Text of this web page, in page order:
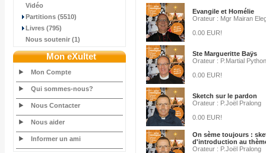
Vidéo
Partitions (5510)
Livres (795)
Nous soutenir (1)
Mon eXultet
Mon Compte
Qui sommes-nous?
Nous Contacter
Nous aider
Informer un ami
Evangile et Homélie
Orateur : Mgr Mairan
0.00 EUR!
Ste Margueritte Baÿs
Orateur : P.Martial Python
0.00 EUR!
Sketch sur le pardon
Orateur : P.Joël Pralong
0.00 EUR!
On sème toujours :
d'introduction au
Orateur : P.Joël Pralong